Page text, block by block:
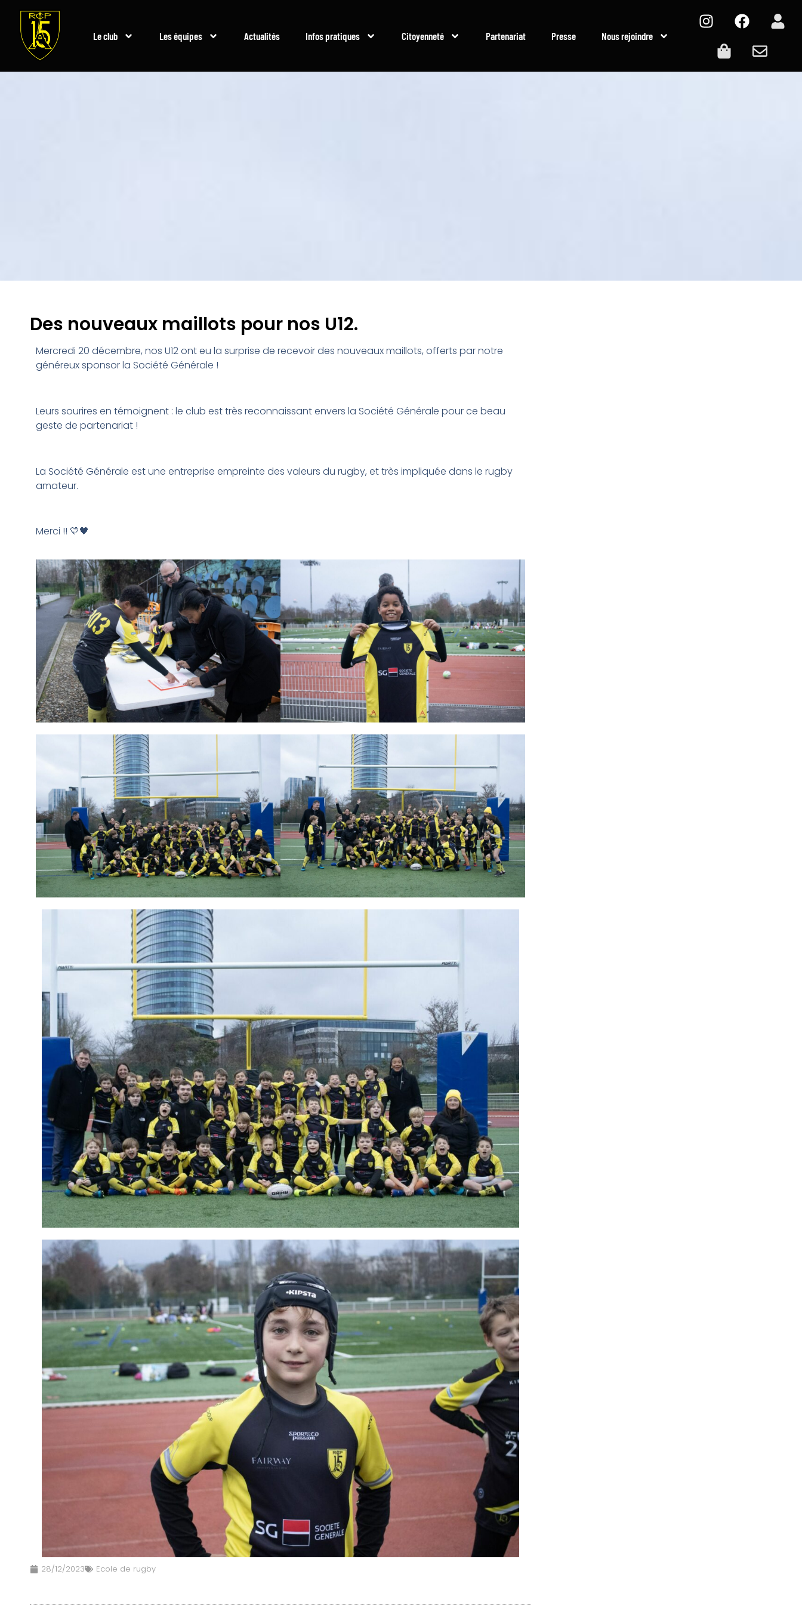
Le club Les équipes Actualités Infos pratiques Citoyenneté Partenariat Presse Nous rejoindre
Des nouveaux maillots pour nos U12.
Mercredi 20 décembre, nos U12 ont eu la surprise de recevoir des nouveaux maillots, offerts par notre
généreux sponsor la Société Générale !
Leurs sourires en témoignent : le club est très reconnaissant envers la Société Générale pour ce beau
geste de partenariat !
La Société Générale est une entreprise empreinte des valeurs du rugby, et très impliquée dans le rugby
amateur.
Merci !! 💛🖤
28/12/2023 Ecole de rugby